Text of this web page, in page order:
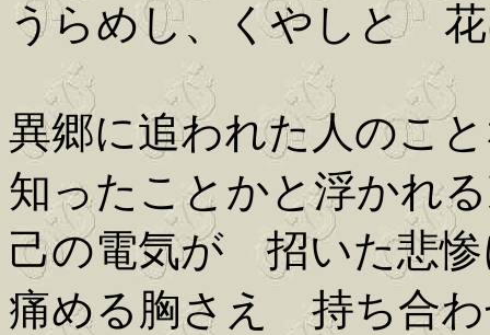
うらめし、くやしと
異郷に追われた人のこ
知ったことかと浮かれ
己の電気が 招いた悲惨
痛める胸さえ 持ち合